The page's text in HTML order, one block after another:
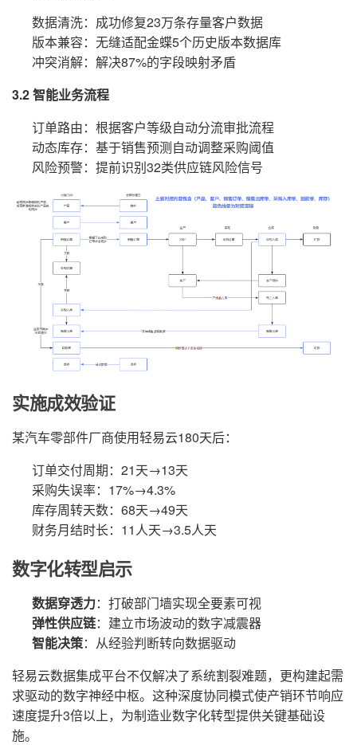
数据清洗：成功修复23万条存量客户数据
版本兼容：无缝适配金蝶5个历史版本数据库
冲突消解：解决87%的字段映射矛盾
3.2 智能业务流程
订单路由：根据客户等级自动分流审批流程
动态库存：基于销售预测自动调整采购阈值
风险预警：提前识别32类供应链风险信号
实施成效验证
某汽车零部件厂商使用轻易云180天后：
订单交付周期：21天→13天
采购失误率：17%→4.3%
库存周转天数：68天→49天
财务月结时长：11人天→3.5人天
数字化转型启示
数据穿透力：打破部门墙实现全要素可视
弹性供应链：建立市场波动的数字减震器
智能决策：从经验判断转向数据驱动
轻易云数据集成平台不仅解决了系统割裂难题，更构建起需
求驱动的数字神经中枢。这种深度协同模式使产销环节响应
速度提升3倍以上，为制造业数字化转型提供关键基础设
施。